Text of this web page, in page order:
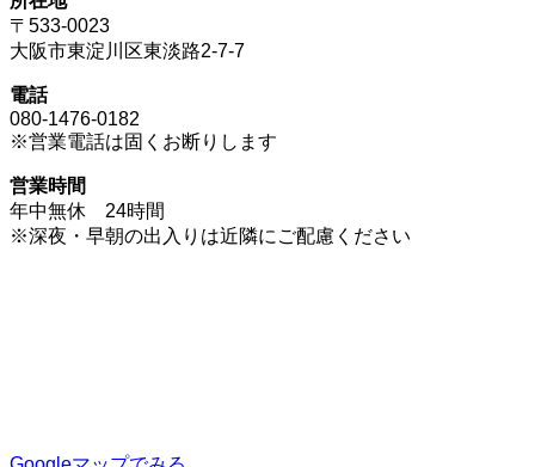
〒533-0023
大阪市東淀川区東淡路2-7-7
電話
080-1476-0182
※営業電話は固くお断りします
営業時間
年中無休 24時間
※深夜・早朝の出入りは近隣にご配慮ください